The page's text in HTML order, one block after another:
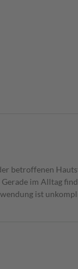
betroffenen
im Alltag
ist